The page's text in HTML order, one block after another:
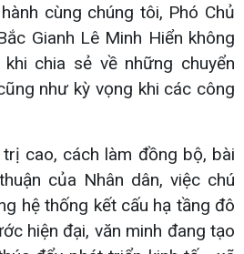
cùng chúng tôi, Phó Chủ
Gianh Lê Minh Hiển không
chia sẻ về những chuyển
như kỳ vọng khi các công
cao, cách làm đồng bộ, bài
của Nhân dân, việc chú
hệ thống kết cấu hạ tầng đô
hiện đại, văn minh đang tạo